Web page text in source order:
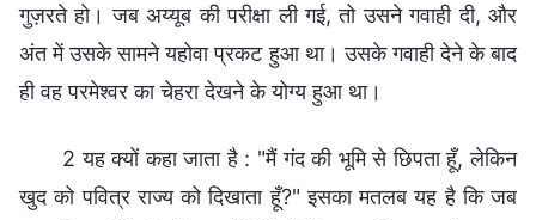
गुज़रते हो। जब अय्यूब की परीक्षा ली गई, तो उसने गवाही दी, और
अंत में उसके सामने यहोवा प्रकट हुआ था। उसके गवाही देने के बाद
ही वह परमेश्वर का चेहरा देखने के योग्य हुआ था।
2 यह क्यों कहा जाता है : "मैं गंद की भूमि से छिपता हूँ, लेकिन
खुद को पवित्र राज्य को दिखाता हूँ?" इसका मतलब यह है कि जब